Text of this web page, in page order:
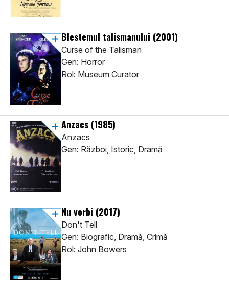
Blestemul talismanului (2001)
Curse of the Talisman
Gen: Horror
Rol: Museum Curator
Anzacs (1985)
Anzacs
Gen: Război, Istoric, Dramă
Nu vorbi (2017)
Don't Tell
Gen: Biografic, Dramă, Crimă
Rol: John Bowers